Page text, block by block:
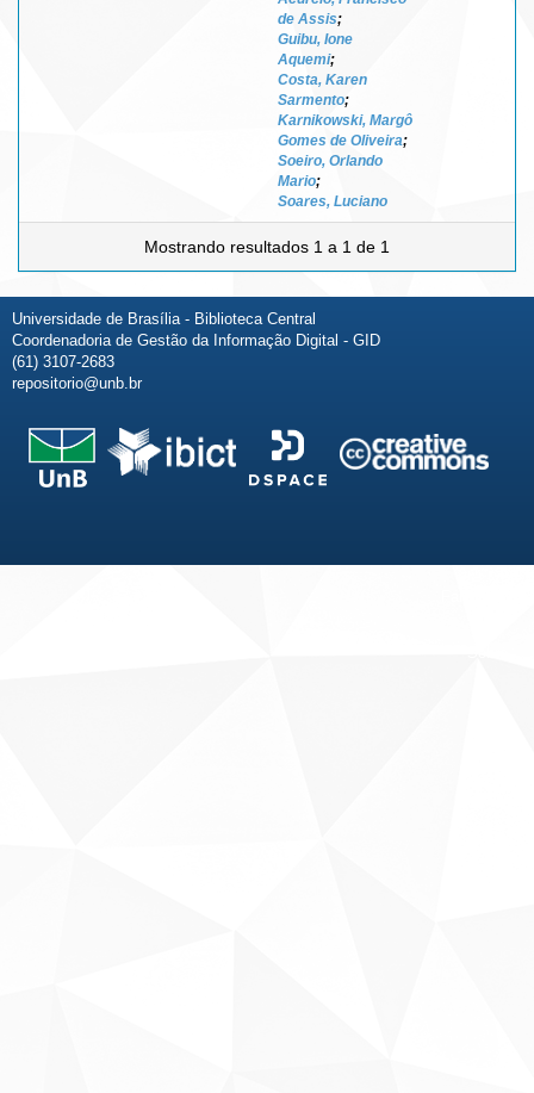
de Assis;
Guibu, Ione
Aquemi;
Costa, Karen
Sarmento;
Karnikowski, Margô
Gomes de Oliveira;
Soeiro, Orlando
Mario;
Soares, Luciano
Mostrando resultados 1 a 1 de 1
Universidade de Brasília - Biblioteca Central
Coordenadoria de Gestão da Informação Digital - GID
(61) 3107-2683
repositorio@unb.br